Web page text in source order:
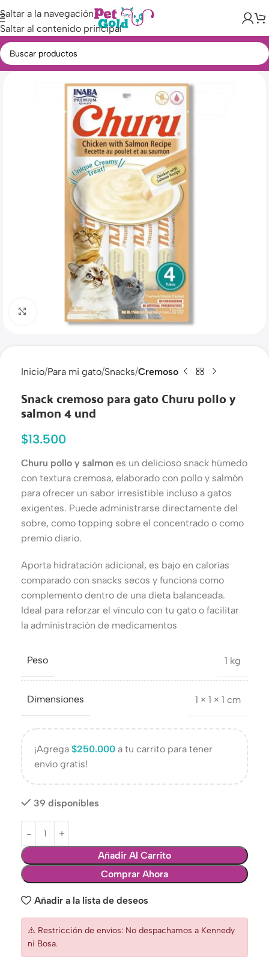
Saltar a la navegación
Saltar al contenido principal
Haga clic para ampliar
Inicio Para mi gato Snacks Cremoso
Snack cremoso para gato Churu pollo y
salmon 4 und
$13.500
Churu pollo y salmon es un delicioso snack húmedo
con textura cremosa, elaborado con pollo y salmón
para ofrecer un sabor irresistible incluso a gatos
exigentes. Puede administrarse directamente del
sobre, como topping sobre el concentrado o como
premio diario.
Aporta hidratación adicional, es bajo en calorías
comparado con snacks secos y funciona como
complemento dentro de una dieta balanceada.
Ideal para reforzar el vínculo con tu gato o facilitar
la administración de medicamentos
Peso 1 kg
Dimensiones 1 × 1 × 1 cm
¡Agrega $250.000 a tu carrito para tener
envío gratis!
39 disponibles
Añadir Al Carrito
Comprar Ahora
Añadir a la lista de deseos
⚠️ Restricción de envíos: No despachamos a Kennedy
ni Bosa.